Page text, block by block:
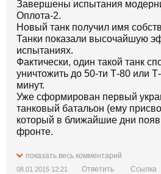
Завершены испытания
Оплота-2.
Новый танк получил имя
Танки показали высочайшую
испытаниях.
Фактически, один такой танк
уничтожить до 50-ти Т-80 или
минут.
Уже сформирован первый
танковый батальон (ему
который в ближайшие дни
фронте.
[Зображення недоступне]
показать весь комментарий
08.01.2015 12:21 Ответить Ссылка